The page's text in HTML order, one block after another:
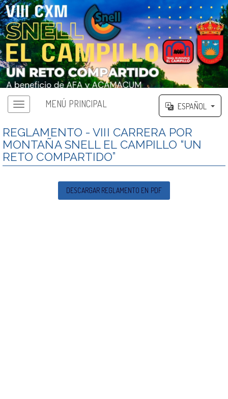
MENÚ PRINCIPAL ESPAÑOL
REGLAMENTO - VIII CARRERA POR
MONTAÑA SNELL EL CAMPILLO “UN
RETO COMPARTIDO”
DESCARGAR REGLAMENTO EN PDF